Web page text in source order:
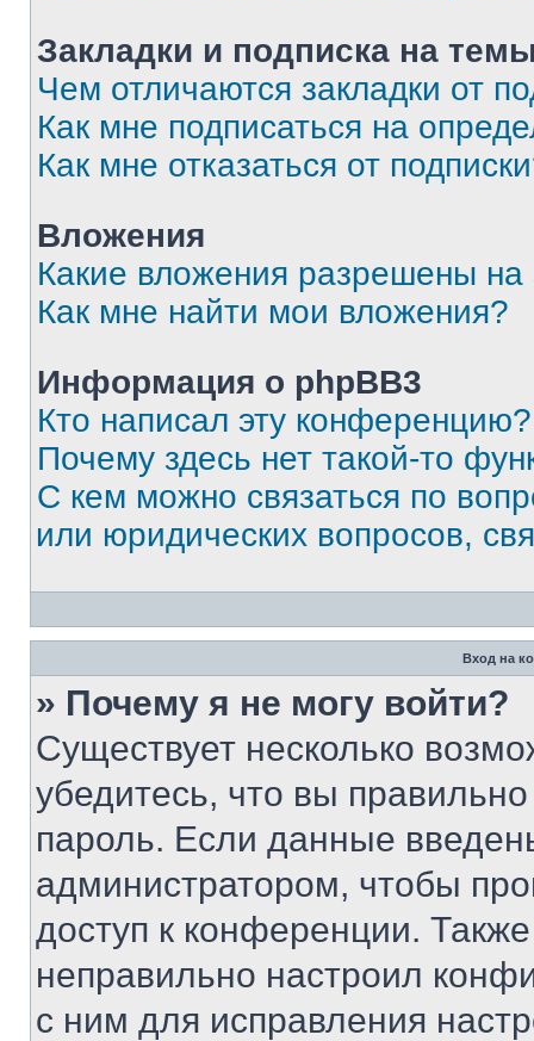
Закладки и подписка на
Чем отличаются закладки от
Как мне подписаться на
Как мне отказаться от
Вложения
Какие вложения разрешены
Как мне найти мои вложения?
Информация о phpBB3
Кто написал эту конференцию?
Почему здесь нет такой-то
С кем можно связаться по
или юридических вопросов,
Вход на
» Почему я не могу войти?
Существует несколько
убедитесь, что вы
пароль. Если данные
администратором, чтобы
доступ к конференции.
неправильно настроил
с ним для исправления